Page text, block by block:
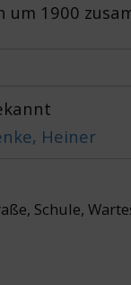
um 1900
Heiner
, Schule,